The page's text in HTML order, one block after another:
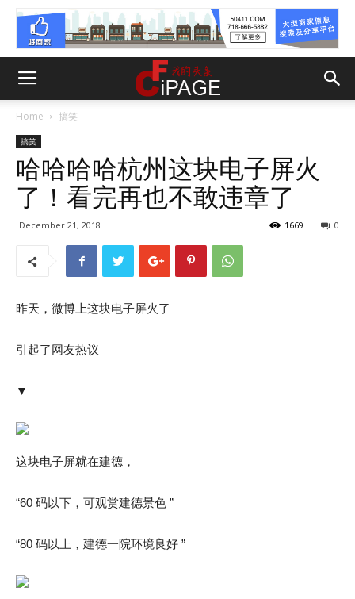
Home 搞笑
搞笑
哈哈哈哈杭州这块电子屏火
了！看完再也不敢违章了
December 21, 2018 0
1669
昨天，微博上这块电子屏火了
引起了网友热议
▼
这块电子屏就在建德，
“60 码以下，可观赏建德景色 ”
“80 码以上，建德一院环境良好 ”